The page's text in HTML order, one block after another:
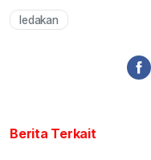
ledakan
Berita Terkait